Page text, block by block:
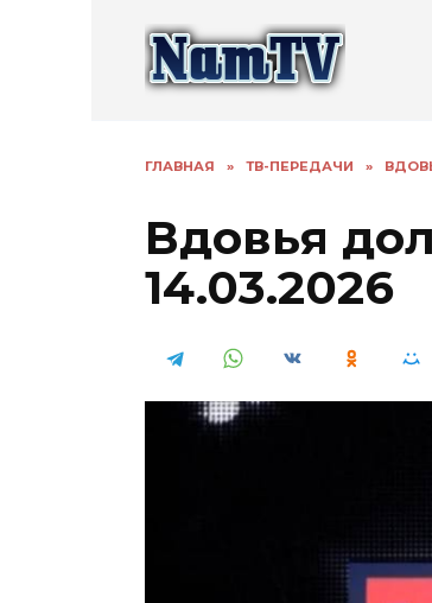
ГЛАВНАЯ » ТВ-ПЕРЕДАЧИ »
Вдовья
14.03.2026